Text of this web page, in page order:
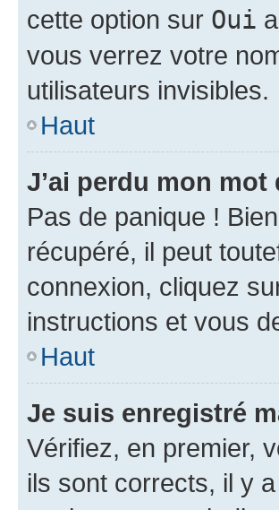
cette option sur Oui
vous verrez votre
utilisateurs invisibles.
Haut
J’ai perdu mon mot
Pas de panique !
récupéré, il peut
connexion, cliquez
instructions et vous
Haut
Je suis enregistré
Vérifiez, en premier,
ils sont corrects, il y